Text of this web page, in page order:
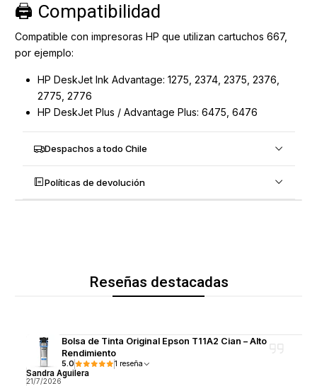
🖨️ Compatibilidad
Compatible con impresoras HP que utilizan cartuchos 667,
por ejemplo:
HP DeskJet Ink Advantage: 1275, 2374, 2375, 2376,
2775, 2776
HP DeskJet Plus / Advantage Plus: 6475, 6476
Despachos a todo Chile
Políticas de devolución
Reseñas destacadas
Bolsa de Tinta Original Epson T11A2 Cian – Alto
Rendimiento
5.0 1 reseña
Sandra Aguilera
21/7/2026